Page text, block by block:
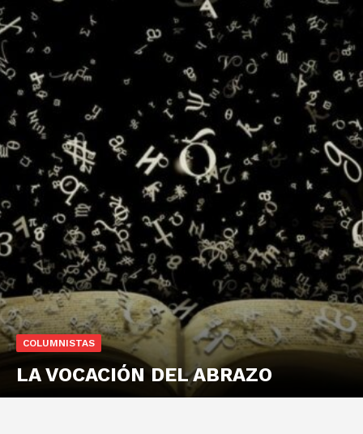
COLUMNISTAS
LA VOCACIÓN DEL ABRAZO